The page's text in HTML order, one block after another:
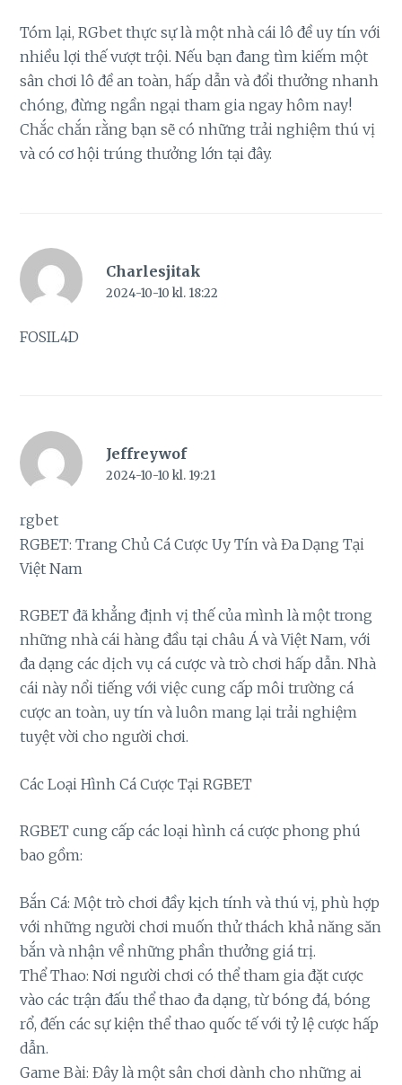
Tóm lại, RGbet thực sự là một nhà cái lô đề uy tín với
nhiều lợi thế vượt trội. Nếu bạn đang tìm kiếm một
sân chơi lô đề an toàn, hấp dẫn và đổi thưởng nhanh
chóng, đừng ngần ngại tham gia ngay hôm nay!
Chắc chắn rằng bạn sẽ có những trải nghiệm thú vị
và có cơ hội trúng thưởng lớn tại đây.
Charlesjitak
2024-10-10 kl. 18:22
FOSIL4D
Jeffreywof
2024-10-10 kl. 19:21
rgbet
RGBET: Trang Chủ Cá Cược Uy Tín và Đa Dạng Tại
Việt Nam
RGBET đã khẳng định vị thế của mình là một trong
những nhà cái hàng đầu tại châu Á và Việt Nam, với
đa dạng các dịch vụ cá cược và trò chơi hấp dẫn. Nhà
cái này nổi tiếng với việc cung cấp môi trường cá
cược an toàn, uy tín và luôn mang lại trải nghiệm
tuyệt vời cho người chơi.
Các Loại Hình Cá Cược Tại RGBET
RGBET cung cấp các loại hình cá cược phong phú
bao gồm:
Bắn Cá: Một trò chơi đầy kịch tính và thú vị, phù hợp
với những người chơi muốn thử thách khả năng săn
bắn và nhận về những phần thưởng giá trị.
Thể Thao: Nơi người chơi có thể tham gia đặt cược
vào các trận đấu thể thao đa dạng, từ bóng đá, bóng
rổ, đến các sự kiện thể thao quốc tế với tỷ lệ cược hấp
dẫn.
Game Bài: Đây là một sân chơi dành cho những ai